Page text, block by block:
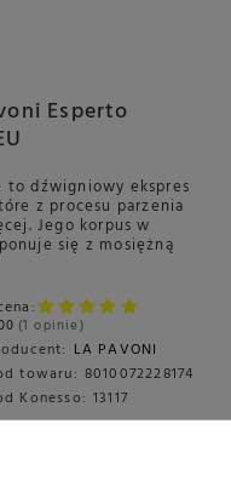
Esperto
to dźwigniowy ekspres
z procesu parzenia
Jego korpus w
się z mosiężną
1 opinie
LA PAVONI
towaru: 8010072228174
Konesso: 13117